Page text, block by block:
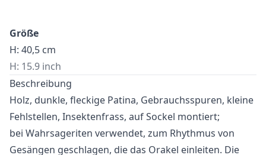
Größe
H: 40,5 cm
H: 15.9 inch
Beschreibung
Holz, dunkle, fleckige Patina, Gebrauchsspuren, kleine
Fehlstellen, Insektenfrass, auf Sockel montiert;
bei Wahrsageriten verwendet, zum Rhythmus von
Gesängen geschlagen, die das Orakel einleiten. Die